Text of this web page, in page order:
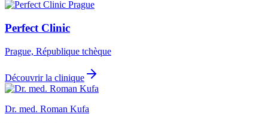
Perfect Clinic
Prague, République tchèque
Découvrir la clinique
Dr. med. Roman Kufa